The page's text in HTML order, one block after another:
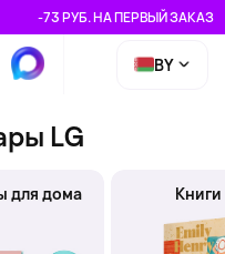
-73 РУБ. НА ПЕРВЫЙ ЗАКАЗ
BY
LG
для дома Книги